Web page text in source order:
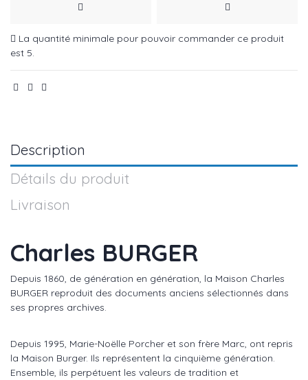
La quantité minimale pour pouvoir commander ce produit
est 5.
Description
Détails du produit
Livraison
Charles BURGER
Depuis 1860, de génération en génération, la Maison Charles
BURGER reproduit des documents anciens sélectionnés dans
ses propres archives.
Depuis 1995, Marie-Noëlle Porcher et son frère Marc, ont repris
la Maison Burger. Ils représentent la cinquième génération.
Ensemble, ils perpétuent les valeurs de tradition et